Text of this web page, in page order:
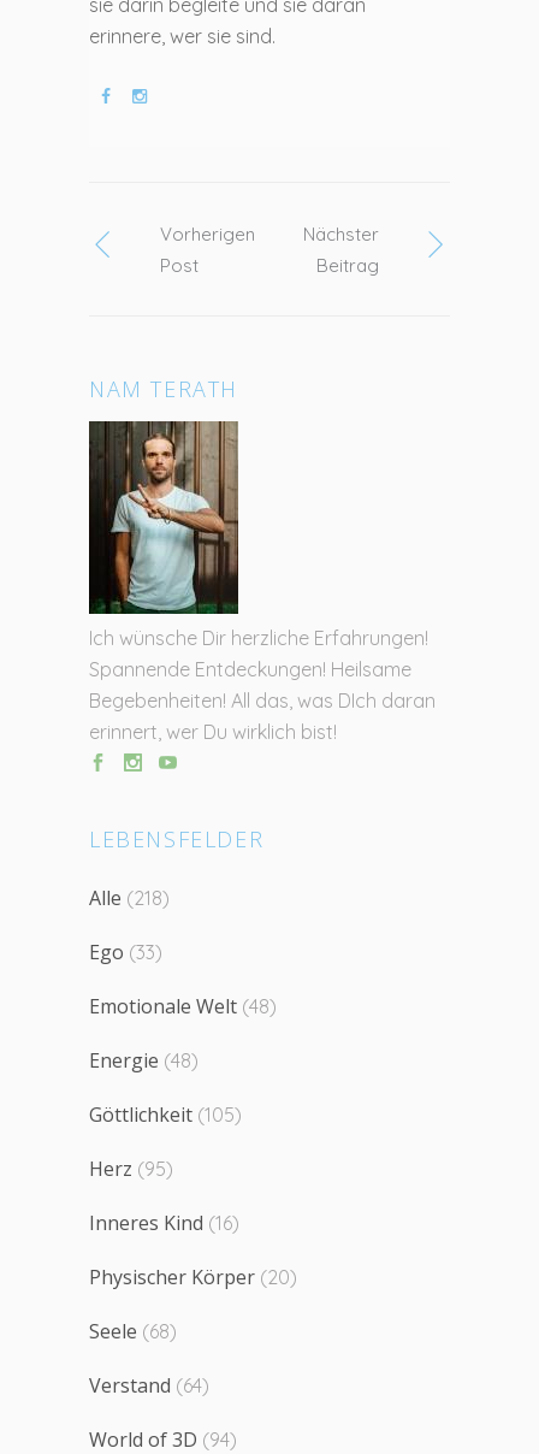
erinnere, wer sie sind.
Vorherigen
Post
Nächster
Beitrag
NAM TERATH
Ich wünsche Dir herzliche Erfahrungen!
Spannende Entdeckungen! Heilsame
Begebenheiten! All das, was DIch daran
erinnert, wer Du wirklich bist!
LEBENSFELDER
Alle (218)
Ego (33)
Emotionale Welt (48)
Energie (48)
Göttlichkeit (105)
Herz (95)
Inneres Kind (16)
Physischer Körper (20)
Seele (68)
Verstand (64)
World of 3D (94)